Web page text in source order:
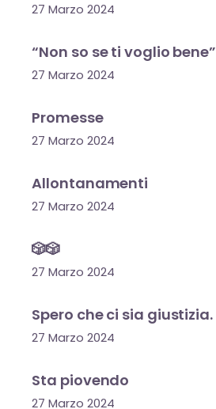
27 Marzo 2024
“Non so se ti voglio bene”
27 Marzo 2024
Promesse
27 Marzo 2024
Allontanamenti
27 Marzo 2024
🎲🎲
27 Marzo 2024
Spero che ci sia giustizia.
27 Marzo 2024
Sta piovendo
27 Marzo 2024